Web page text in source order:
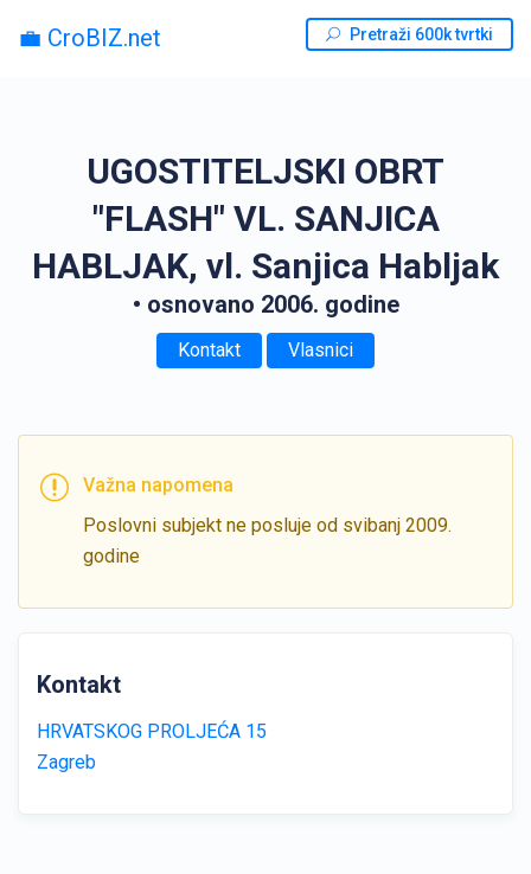
💼 CroBIZ.net Pretraži 600k tvrtki
UGOSTITELJSKI OBRT
"FLASH" VL. SANJICA
HABLJAK, vl. Sanjica Habljak
• osnovano 2006. godine
Kontakt Vlasnici
Važna napomena
Poslovni subjekt ne posluje od svibanj 2009.
godine
Kontakt
HRVATSKOG PROLJEĆA 15
Zagreb